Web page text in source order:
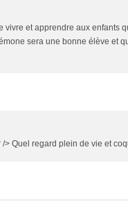
vivre et apprendre aux enfants
sera une bonne élève et
> Quel regard plein de vie et